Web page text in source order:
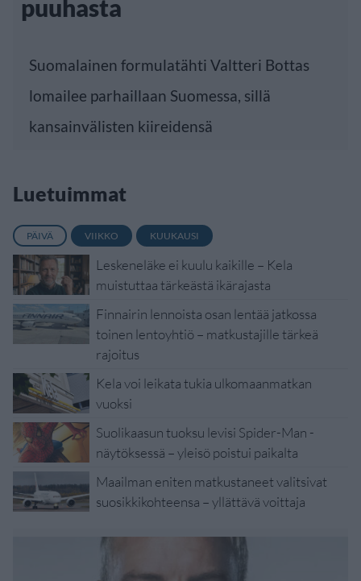
puuhasta
Suomalainen formulatähti Valtteri Bottas
lomailee parhaillaan Suomessa, sillä
kansainvälisten kiireidensä
Luetuimmat
PÄIVÄ VIIKKO KUUKAUSI
Leskeneläke ei kuulu kaikille – Kela
muistuttaa tärkeästä ikärajasta
Finnairin lennoista osan lentää jatkossa
toinen lentoyhtiö – matkustajille tärkeä
rajoitus
Kela voi leikata tukia ulkomaanmatkan
vuoksi
Suolikaasun tuoksu levisi Spider-Man -
näytöksessä – yleisö poistui paikalta
Maailman eniten matkustaneet valitsivat
suosikkikohteensa – yllättävä voittaja